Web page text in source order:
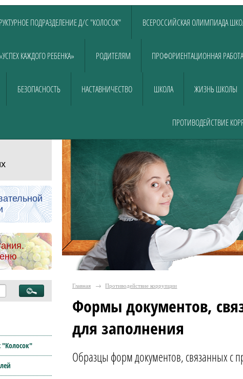
ПОДРАЗДЕЛЕНИЕ Д/С "КОЛОСОК" ВСЕРОССИЙСКАЯ ОЛИМПИАДА
КАЖДОГО РЕБЕНКА» РОДИТЕЛЯМ ПРОФОРИЕНТАЦИОННАЯ РАБОТА
БЕЗОПАСНОСТЬ НАСТАВНИЧЕСТВО ШКОЛА ЖИЗНЬ ШКОЛЫ
ПРОТИВОДЕЙСТВИЕ
"Колосок"
Главная → Противодействие коррупции
Формы документов,
для заполнения
Образцы форм документов, связанных с